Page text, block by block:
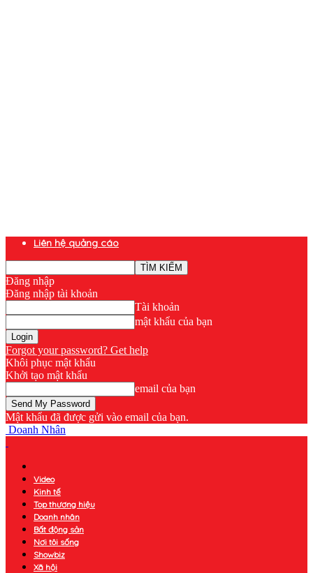
Liên hệ quảng cáo
Đăng nhập
Đăng nhập tài khoản
Tài khoản
mật khẩu của bạn
Forgot your password? Get help
Khôi phục mật khẩu
Khởi tạo mật khẩu
email của bạn
Mật khẩu đã được gửi vào email của bạn.
Doanh Nhân
Video
Kinh tế
Top thương hiệu
Doanh nhân
Bất động sản
Nơi tôi sống
Showbiz
Xã hội